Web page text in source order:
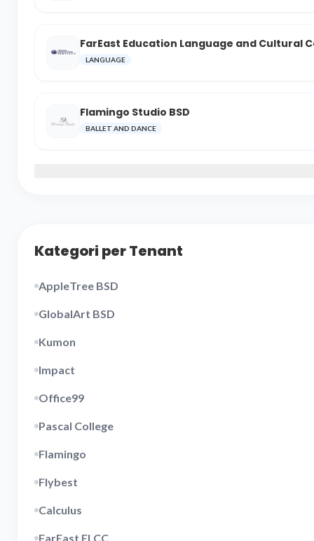
FarEast Education Language and Cultural
LANGUAGE
Flamingo Studio BSD
BALLET AND DANCE
Kategori per Tenant
AppleTree BSD
GlobalArt BSD
Kumon
Impact
Office99
Pascal College
Flamingo
Flybest
Calculus
FarEast ELCC